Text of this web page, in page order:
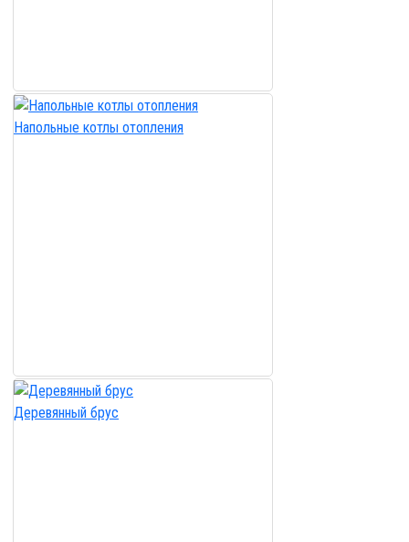
Напольные котлы отопления
Деревянный брус